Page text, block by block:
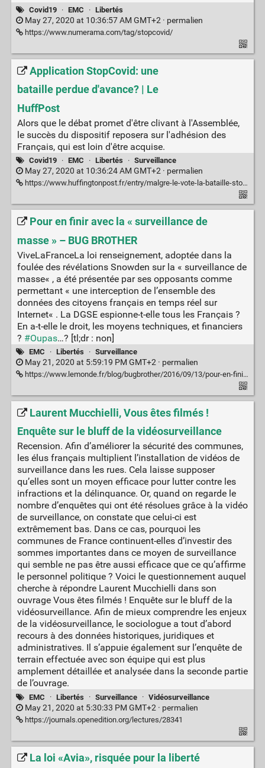
Covid19 · EMC · Libertés
May 27, 2020 at 10:36:57 AM GMT+2 · permalien
https://www.numerama.com/tag/stopcovid/
Application StopCovid: une
bataille perdue d'avance? | Le
HuffPost
Alors que le débat promet d'être clivant à l'Assemblée,
le succès du dispositif reposera sur l'adhésion des
Français, qui est loin d'être acquise.
Covid19 · EMC · Libertés · Surveillance
May 27, 2020 at 10:36:24 AM GMT+2 · permalien
https://www.huffingtonpost.fr/entry/malgre-le-vote-la-bataille-stopcovid-est-elle-perdue-davance_fr_5ecd3602c5b67f9b9befbe93
Pour en finir avec la « surveillance de
masse » – BUG BROTHER
ViveLaFranceLa loi renseignement, adoptée dans la
foulée des révélations Snowden sur la « surveillance de
masse« , a été présentée par ses opposants comme
permettant « une interception de l’ensemble des
données des citoyens français en temps réel sur
Internet« . La DGSE espionne-t-elle tous les Français ?
En a-t-elle le droit, les moyens techniques, et financiers
? #Oupas…? [tl;dr : non]
EMC · Libertés · Surveillance
May 21, 2020 at 5:59:19 PM GMT+2 · permalien
https://www.lemonde.fr/blog/bugbrother/2016/09/13/pour-en-finir-avec-la-surveillance-de-masse/
Laurent Mucchielli, Vous êtes filmés !
Enquête sur le bluff de la vidéosurveillance
Recension. Afin d’améliorer la sécurité des communes,
les élus français multiplient l’installation de vidéos de
surveillance dans les rues. Cela laisse supposer
qu’elles sont un moyen efficace pour lutter contre les
infractions et la délinquance. Or, quand on regarde le
nombre d’enquêtes qui ont été résolues grâce à la vidéo
de surveillance, on constate que celui-ci est
extrêmement bas. Dans ce cas, pourquoi les
communes de France continuent-elles d’investir des
sommes importantes dans ce moyen de surveillance
qui semble ne pas être aussi efficace que ce qu’affirme
le personnel politique ? Voici le questionnement auquel
cherche à répondre Laurent Mucchielli dans son
ouvrage Vous êtes filmés ! Enquête sur le bluff de la
vidéosurveillance. Afin de mieux comprendre les enjeux
de la vidéosurveillance, le sociologue a tout d’abord
recours à des données historiques, juridiques et
administratives. Il s’appuie également sur l’enquête de
terrain effectuée avec son équipe qui est plus
amplement détaillée et analysée dans la seconde partie
de l’ouvrage.
EMC · Libertés · Surveillance · Vidéosurveillance
May 21, 2020 at 5:30:33 PM GMT+2 · permalien
https://journals.openedition.org/lectures/28341
La loi «Avia», risquée pour la liberté